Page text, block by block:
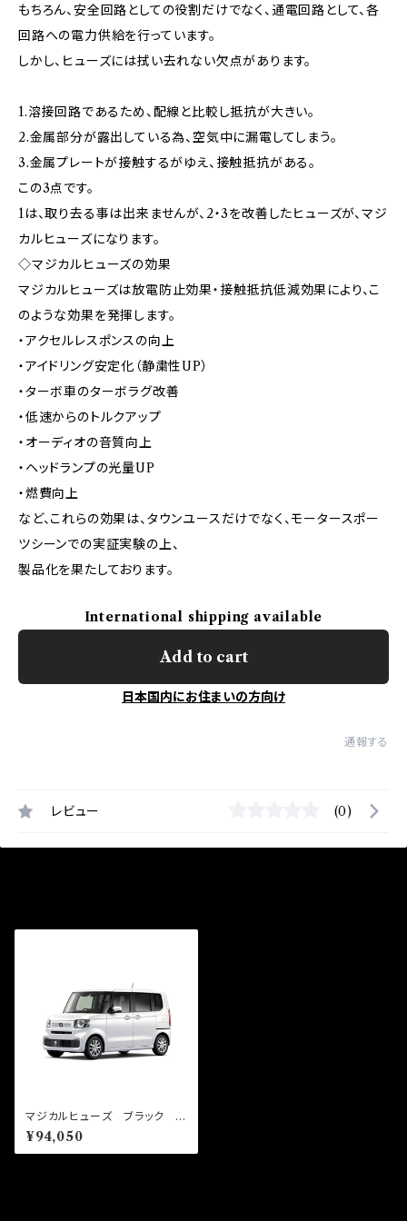
もちろん、安全回路としての役割だけでなく、通電回路として、各
回路への電力供給を行っています。
しかし、ヒューズには拭い去れない欠点があります。
1.溶接回路であるため、配線と比較し抵抗が大きい。
2.金属部分が露出している為、空気中に漏電してしまう。
3.金属プレートが接触するがゆえ、接触抵抗がある。
この3点です。
1は、取り去る事は出来ませんが、2・3を改善したヒューズが、マジ
カルヒューズになります。
◇マジカルヒューズの効果
マジカルヒューズは放電防止効果・接触抵抗低減効果により、こ
のような効果を発揮します。
・アクセルレスポンスの向上
・アイドリング安定化（静粛性UP）
・ターボ車のターボラグ改善
・低速からのトルクアップ
・オーディオの音質向上
・ヘッドランプの光量UP
・燃費向上
など、これらの効果は、タウンユースだけでなく、モータースポー
ツシーンでの実証実験の上、
製品化を果たしております。
International shipping available
Add to cart
日本国内にお住まいの方向け
通報する
レビュー (0)
マジカルヒューズ ブラック フ
ルキット N-BOX JF5 MF
HFB685 57個
¥94,050